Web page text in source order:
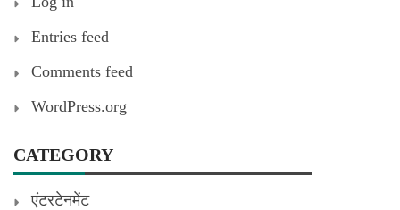
Entries feed
Comments feed
WordPress.org
CATEGORY
एंटरटेनमेंट